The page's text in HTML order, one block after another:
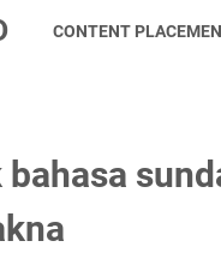
CONTENT